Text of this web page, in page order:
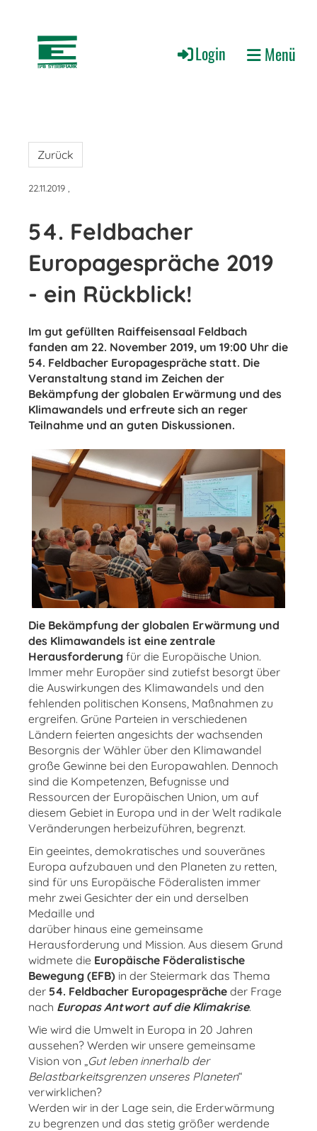
Login Menü
Zurück
22.11.2019
54. Feldbacher
Europagespräche 2019
- ein Rückblick!
Im gut gefüllten Raiffeisensaal Feldbach
fanden am 22. November 2019, um 19:00 Uhr die
54. Feldbacher Europagespräche statt. Die
Veranstaltung stand im Zeichen der
Bekämpfung der globalen Erwärmung und des
Klimawandels und erfreute sich an reger
Teilnahme und an guten Diskussionen.
Die Bekämpfung der globalen Erwärmung und
des Klimawandels ist eine zentrale
Herausforderung für die Europäische Union.
Immer mehr Europäer sind zutiefst besorgt über
die Auswirkungen des Klimawandels und den
fehlenden politischen Konsens, Maßnahmen zu
ergreifen. Grüne Parteien in verschiedenen
Ländern feierten angesichts der wachsenden
Besorgnis der Wähler über den Klimawandel
große Gewinne bei den Europawahlen. Dennoch
sind die Kompetenzen, Befugnisse und
Ressourcen der Europäischen Union, um auf
diesem Gebiet in Europa und in der Welt radikale
Veränderungen herbeizuführen, begrenzt.
Ein geeintes, demokratisches und souveränes
Europa aufzubauen und den Planeten zu retten,
sind für uns Europäische Föderalisten immer
mehr zwei Gesichter der ein und derselben
Medaille und
darüber hinaus eine gemeinsame
Herausforderung und Mission. Aus diesem Grund
widmete die Europäische Föderalistische
Bewegung (EFB) in der Steiermark das Thema
der 54. Feldbacher Europagespräche der Frage
nach Europas Antwort auf die Klimakrise.
Wie wird die Umwelt in Europa in 20 Jahren
aussehen? Werden wir unsere gemeinsame
Vision von „Gut leben innerhalb der
Belastbarkeitsgrenzen unseres Planeten“
verwirklichen?
Werden wir in der Lage sein, die Erderwärmung
zu begrenzen und das stetig größer werdende